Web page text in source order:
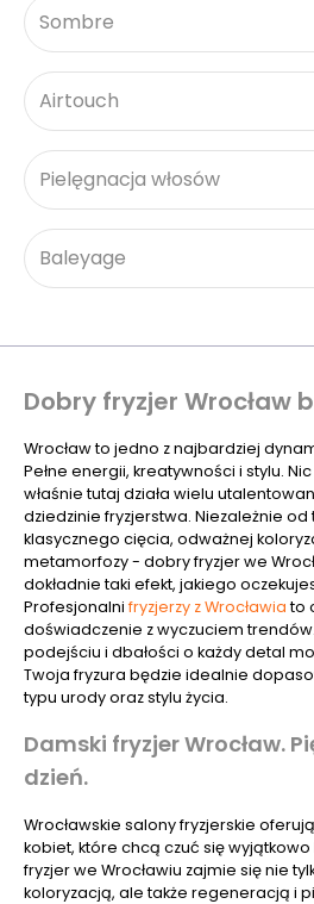
Sombre
Airtouch
Pielęgnacja włosów
Baleyage
Dobry fryzjer Wrocław
Wrocław to jedno z najbardziej
Pełne energii, kreatywności i stylu.
właśnie tutaj działa wielu
dziedzinie fryzjerstwa. Niezależnie od
klasycznego cięcia, odważnej
metamorfozy - dobry fryzjer we
dokładnie taki efekt, jakiego
Profesjonalni fryzjerzy z Wrocławiato
doświadczenie z wyczuciem
podejściu i dbałości o każdy detal
Twoja fryzura będzie idealnie
typu urody oraz stylu życia.
Damski fryzjer Wrocław.
dzień.
Wrocławskie salony fryzjerskie
kobiet, które chcą czuć się
fryzjer we Wrocławiu zajmie się nie
koloryzacją, ale także regeneracją i